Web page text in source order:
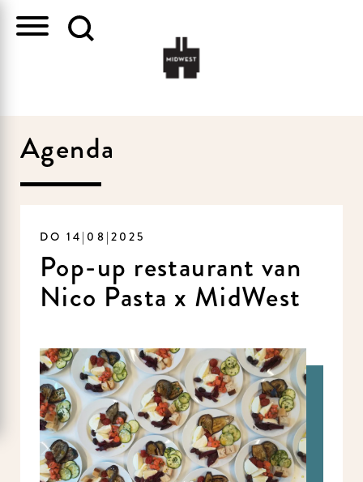
Agenda
DO 14|08|2025
Pop-up restaurant van
Nico Pasta x MidWest